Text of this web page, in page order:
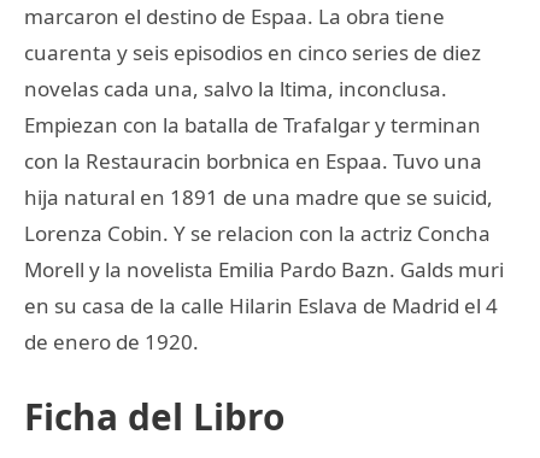
marcaron el destino de Espaa. La obra tiene
cuarenta y seis episodios en cinco series de diez
novelas cada una, salvo la ltima, inconclusa.
Empiezan con la batalla de Trafalgar y terminan
con la Restauracin borbnica en Espaa. Tuvo una
hija natural en 1891 de una madre que se suicid,
Lorenza Cobin. Y se relacion con la actriz Concha
Morell y la novelista Emilia Pardo Bazn. Galds muri
en su casa de la calle Hilarin Eslava de Madrid el 4
de enero de 1920.
Ficha del Libro